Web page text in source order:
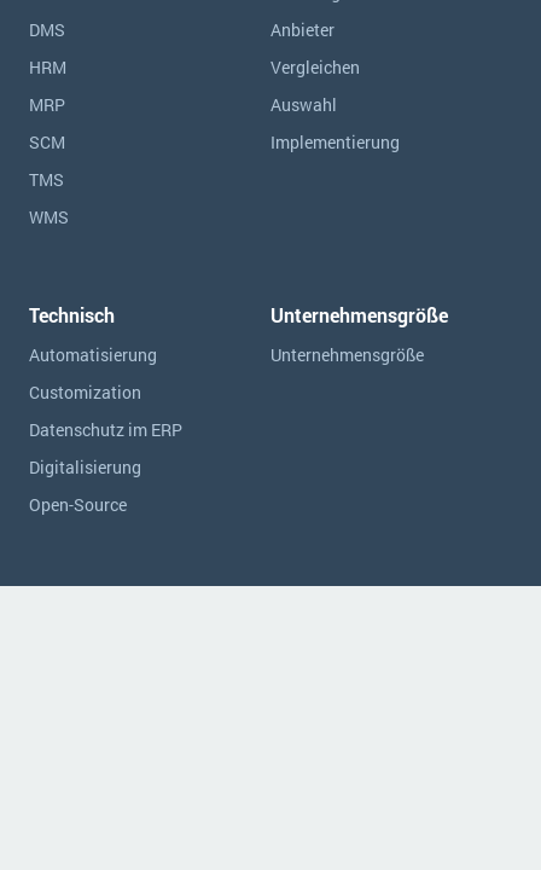
DMS
HRM
MRP
SCM
TMS
WMS
Anbieter
Vergleichen
Auswahl
Implementierung
Technisch
Automatisierung
Customization
Datenschutz im ERP
Digitalisierung
Open-Source
Unternehmensgröße
Unternehmensgröße